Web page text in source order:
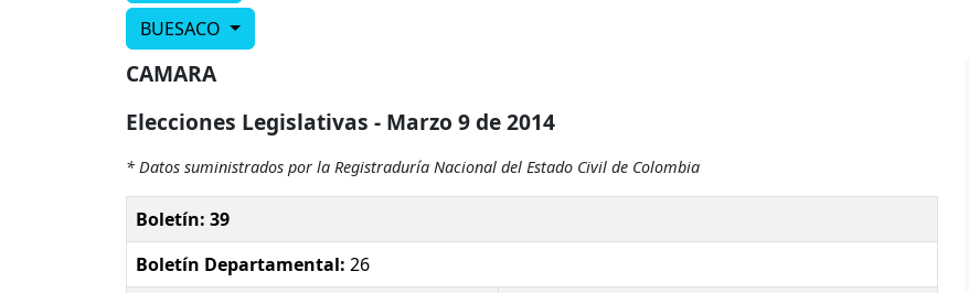
BUESACO
CAMARA
Elecciones Legislativas - Marzo 9 de 2014
* Datos suministrados por la Registraduría Nacional del Estado Civil de Colombia
Boletín: 39
Boletín Departamental: 26